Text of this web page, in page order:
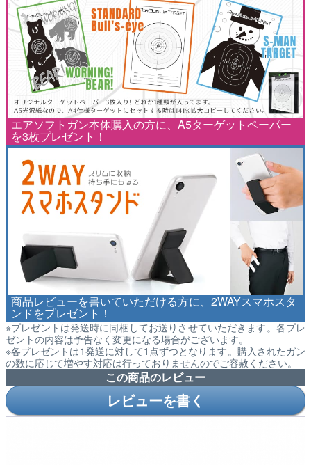
エアソフトガン本体購入の方に、A5ターゲットペーパー
を3枚プレゼント！
商品レビューを書いていただける方に、2WAYスマホスタ
ンドをプレゼント！
※プレゼントは発送時に同梱してお送りさせていただきます。各プレ
ゼントの内容は予告なく変更になる場合がございます。
※各プレゼントは1発送に対して1点ずつとなります。購入されたガン
の数に応じて増やす対応は行っておりませんのでご容赦ください。
この商品のレビュー
レビューを書く